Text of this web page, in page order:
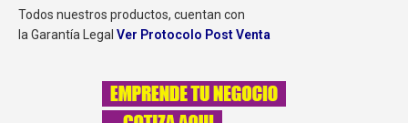
Todos nuestros productos, cuentan con
la Garantía Legal Ver Protocolo Post Venta